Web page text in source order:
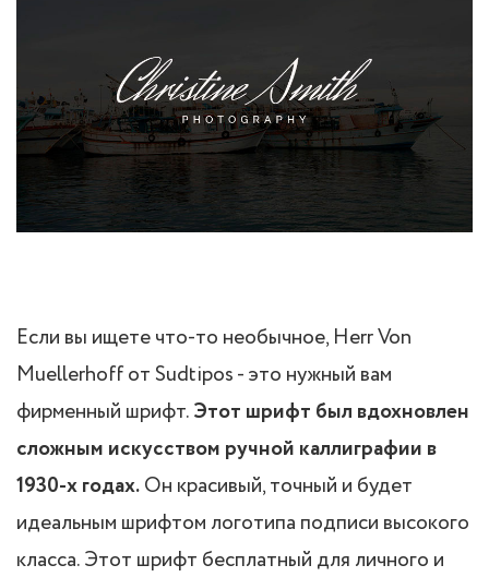
Если вы ищете что-то необычное, Herr Von
Muellerhoff от Sudtipos - это нужный вам
фирменный шрифт.Этот шрифт был вдохновлен
сложным искусством ручной каллиграфии в
1930-х годах.Он красивый, точный и будет
идеальным шрифтом логотипа подписи высокого
класса. Этот шрифт бесплатный для личного и